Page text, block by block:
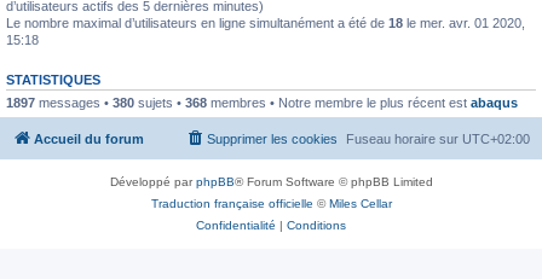
d’utilisateurs actifs des 5 dernières minutes)
Le nombre maximal d’utilisateurs en ligne simultanément a été de 18 le mer. avr. 01 2020,
15:18
STATISTIQUES
1897 messages • 380 sujets • 368 membres • Notre membre le plus récent est abaqus
Accueil du forum Fuseau horaire sur UTC+02:00
Supprimer les cookies
Développé parphpBB® Forum Software © phpBB Limited
Traduction française officielle ©Miles Cellar
Confidentialité | Conditions